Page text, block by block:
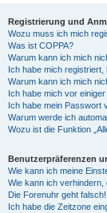
Registrierung und
Wozu muss ich mich
Was ist COPPA?
Warum kann ich mich
Ich habe mich registriert,
Warum kann ich mich
Ich habe mich vor
Ich habe mein Passwort
Warum werde ich
Wozu ist die Funktion
Benutzerpräferenzen
Wie kann ich meine
Wie kann ich
Die Forenuhr geht falsch!
Ich habe die Zeitzone